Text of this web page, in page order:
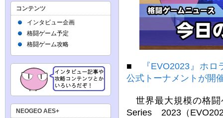
■
『EVO2023』ホ
公式トーナメントが開
世界最大規模の格
Series 2023（
コンテンツ
インタビュー企画
格闘ゲーム予定
格闘ゲーム攻略
NEOGEO AES+